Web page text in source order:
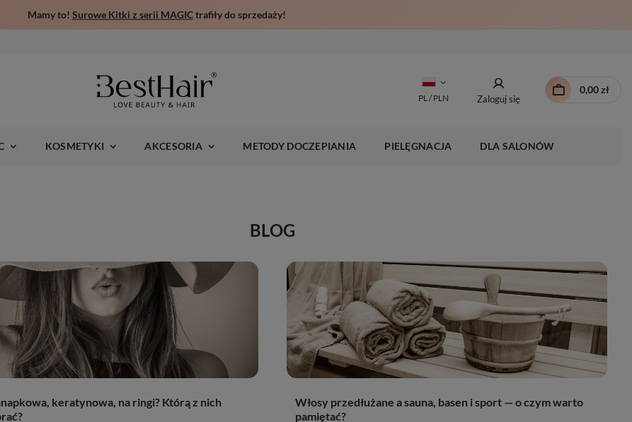
Mamy to! Surowe Kitki z serii MAGICtrafiły do sprzedaży!
PL / PLN Zaloguj się
0,00 zł
KOSMETYKI AKCESORIA METODY DOCZEPIANIA PIELĘGNACJA DLA SALONÓW
BLOG
keratynowa, na ringi? Którą z nich
Włosy przedłużane a sauna, basen i sport — o czym warto
pamiętać?